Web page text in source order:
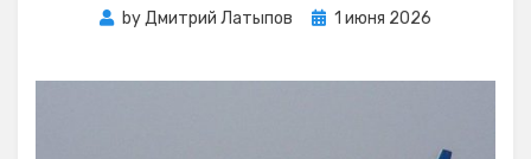
byДмитрий Латыпов
Posted
1 июня 2026